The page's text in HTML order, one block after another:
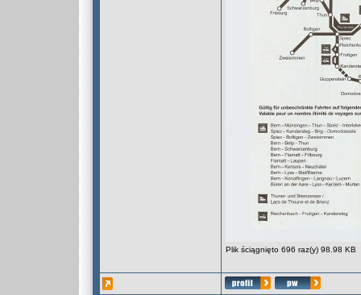
Plik ściągnięto 696 raz(y) 98.98 KB